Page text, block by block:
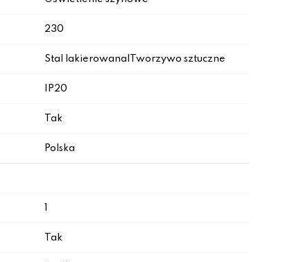
230
Stal lakierowana|Tworzywo sztuczne
IP20
Tak
Polska
Tak